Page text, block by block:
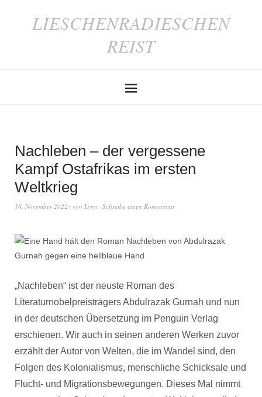
LIESCHENRADIESCHEN
REIST
Nachleben – der vergessene
Kampf Ostafrikas im ersten
Weltkrieg
16. November 2022 von Lynn Schreibe einen Kommentar
„Nachleben“ ist der neuste Roman des
Literaturnobelpreisträgers Abdulrazak Gurnah und nun
in der deutschen Übersetzung im Penguin Verlag
erschienen. Wir auch in seinen anderen Werken zuvor
erzählt der Autor von Welten, die im Wandel sind, den
Folgen des Kolonialismus, menschliche Schicksale und
Flucht- und Migrationsbewegungen. Dieses Mal nimmt